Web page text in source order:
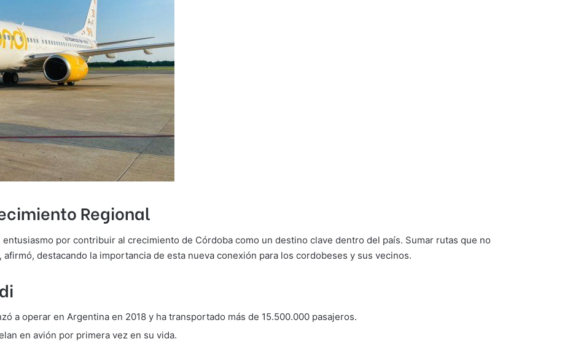
Regional
entusiasmo por contribuir al crecimiento de Córdoba como un destino clave dentro del país. Sumar rutas que no
destacando la importancia de esta nueva conexión para los cordobeses y sus vecinos.
a operar en Argentina en 2018 y ha transportado más de 15.500.000 pasajeros.
en avión por primera vez en su vida.